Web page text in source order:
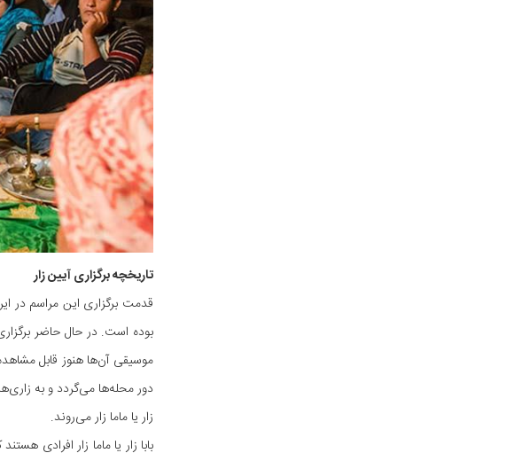
تاریخچه برگزاری آیین زار
قدمت برگزاری این مراسم در
بوده است. در حال حاضر
موسیقی آن‌ها هنوز قابل
دور محله‌ها می‌گردد و به
زار یا ماما زار می‌روند.
بابا زار یا ماما زار افرادی